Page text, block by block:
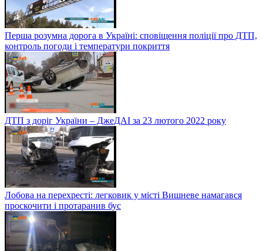
Перша розумна дорога в Україні: сповіщення поліції про ДТП,
контроль погоди і температури покриття
ДТП з доріг України – ДжеДАІ за 23 лютого 2022 року
Лобова на перехресті: легковик у місті Вишневе намагався
проскочити і протаранив бус